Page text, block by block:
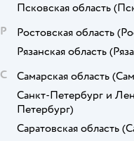
Псковская область
Р
Ростовская область
Рязанская область
С
Самарская область
Санкт-Петербург и
Петербург)
Саратовская область